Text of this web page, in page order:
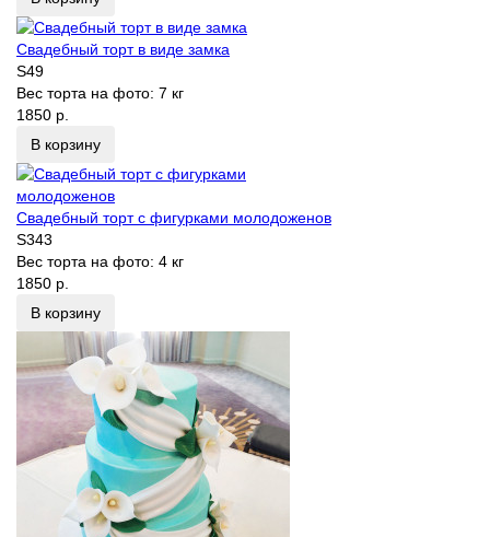
Свадебный торт в виде замка
S49
Вес торта на фото: 7 кг
1850 р.
В корзину
Свадебный торт с фигурками молодоженов
S343
Вес торта на фото: 4 кг
1850 р.
В корзину